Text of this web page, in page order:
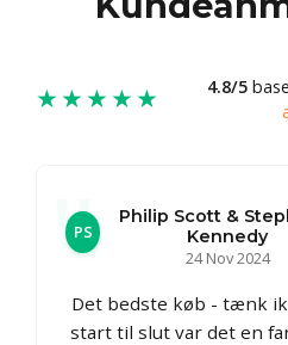
★★★★★ 4.8/5
PS
Philip Scott &
Kennedy
24 Nov 2024
Det bedste køb - tænk
start til slut var det en